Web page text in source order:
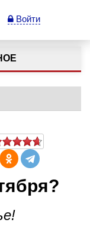
Войти